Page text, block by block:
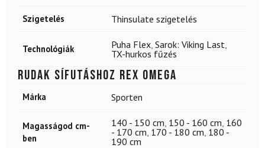
Szigetelés Thinsulate szigetelés
Technológiák Puha Flex Sarok: Viking Last
TX-hurkos fűzés
Rudak sífutáshoz REX Omega
Márka Sporten
Magasságod cm-
ben
140 - 150 cm 150 - 160 cm 160
- 170 cm 170 - 180 cm 180 -
190 cm